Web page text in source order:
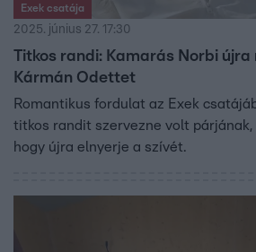
Exek csatája
2025. június 27. 17:30
Titkos randi: Kamarás Norbi
Kármán Odettet
Romantikus fordulat az Exek
titkos randit szervezne volt
hogy újra elnyerje a szívét.